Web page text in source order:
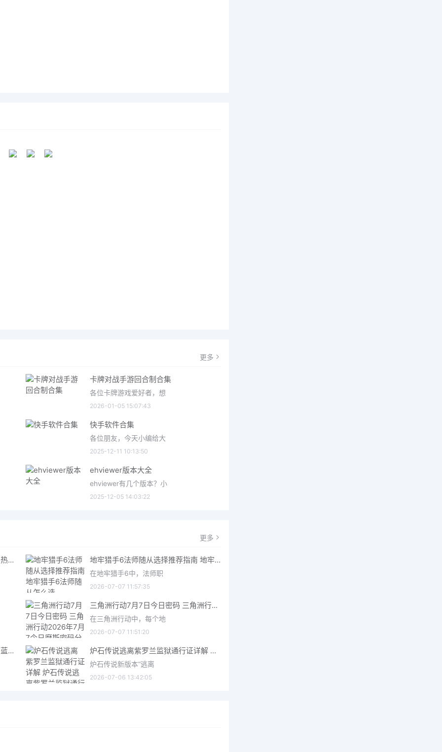
更多
卡牌对战手游回合制合集
各位卡牌游戏爱好者，想
2026-01-05 15:07:43
快手软件合集
各位朋友，今天小编给大
2025-12-11 10:13:50
ehviewer版本大全
ehviewer有几个版本？小
2025-12-05 14:03:22
更多
奥星热浪变异兽巢穴怎么通关-奥星热浪变异兽巢穴攻略分享 地牢猎手6法师随从选择推荐指南 地牢猎手6法师随从怎么选
在地牢猎手6中，法师职
2026-07-07 11:57:35
三角洲行动7月7日今日密码 三角洲行动2026年7月7今日摩斯密码分享
在三角洲行动中，每个地
2026-07-07 11:51:20
苍蓝前线零氪平民阵容怎么搭配-苍蓝前线零氪平民阵容推荐 炉石传说逃离紫罗兰监狱通行证详解 炉石传说逃离紫罗兰监狱通行证介绍
炉石传说新版本“逃离
2026-07-06 13:42:05